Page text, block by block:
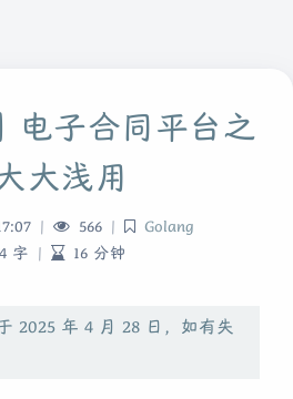
电子合同平台之
大浅用
| 566 |
Golang
字 | 16 分钟
2025 年 4 月 28 日，如有失